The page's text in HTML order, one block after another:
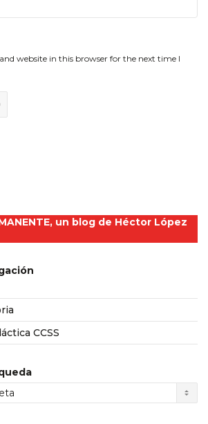
website in this browser for the next time I
, un blog de Héctor López
CCSS